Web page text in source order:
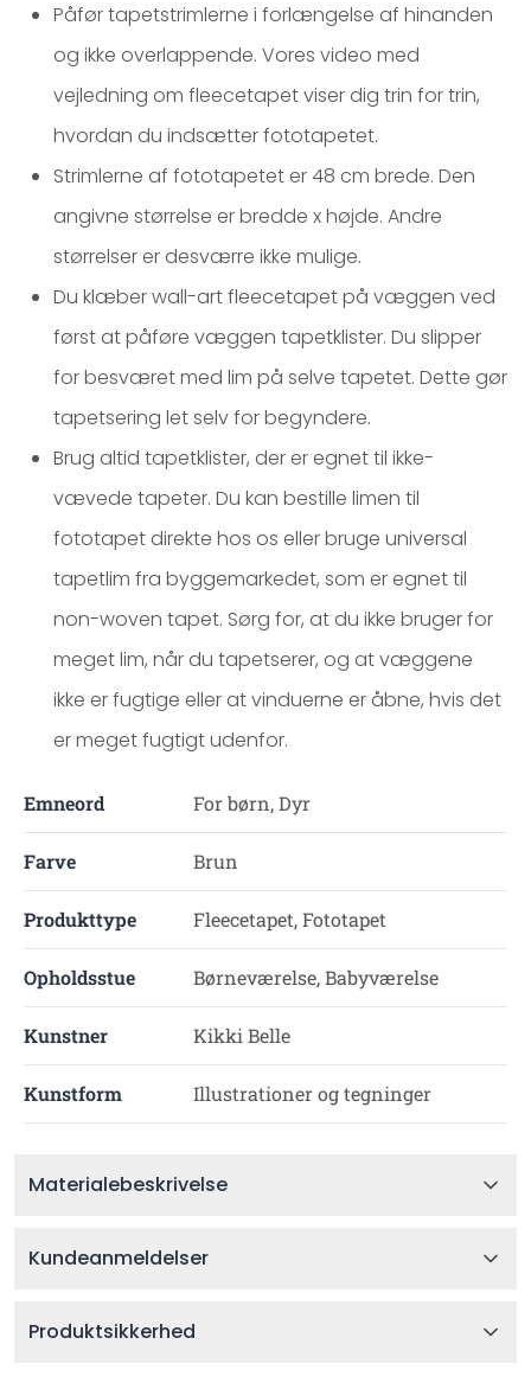
Påfør tapetstrimlerne i forlængelse af hinanden
og ikke overlappende. Vores video med
vejledning om fleecetapet viser dig trin for trin,
hvordan du indsætter fototapetet.
Strimlerne af fototapetet er 48 cm brede. Den
angivne størrelse er bredde x højde. Andre
størrelser er desværre ikke mulige.
Du klæber wall-art fleecetapet på væggen ved
først at påføre væggen tapetklister. Du slipper
for besværet med lim på selve tapetet. Dette gør
tapetsering let selv for begyndere.
Brug altid tapetklister, der er egnet til ikke-
vævede tapeter. Du kan bestille limen til
fototapet direkte hos os eller bruge universal
tapetlim fra byggemarkedet, som er egnet til
non-woven tapet. Sørg for, at du ikke bruger for
meget lim, når du tapetserer, og at væggene
ikke er fugtige eller at vinduerne er åbne, hvis det
er meget fugtigt udenfor.
Emneord For børn, Dyr
Farve Brun
Produkttype Fleecetapet, Fototapet
Opholdsstue Børneværelse, Babyværelse
Kunstner Kikki Belle
Kunstform Illustrationer og tegninger
Materialebeskrivelse
Kundeanmeldelser
Produktsikkerhed